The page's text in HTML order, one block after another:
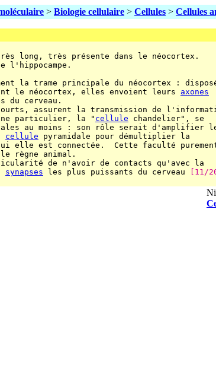
> Biologie cellulaire > Cellules > Cellules
long, très présente dans le néocortex.
l'hippocampe.
la trame principale du néocortex :
le néocortex, elles envoient leurs axones
du cerveau.
assurent la transmission de
particulier, la " cellule chandelier", se
au moins : son rôle serait d'amplifier
cellule pyramidale pour démultiplier la
elle est connectée.  Cette faculté
le règne animal.
de n'avoir de contacts qu'avec la
synapses les plus puissants du cerveau [11/